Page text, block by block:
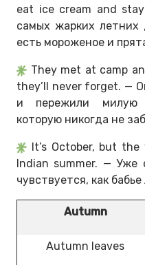
eat ice cream and
самых жарких летних
есть мороженое и
They met at camp
they’ll never forget. —
и пережили милую
которую никогда не
It’s October, but
Indian summer. — Уже
чувствуется, как бабье
Autumn
Autumn leaves